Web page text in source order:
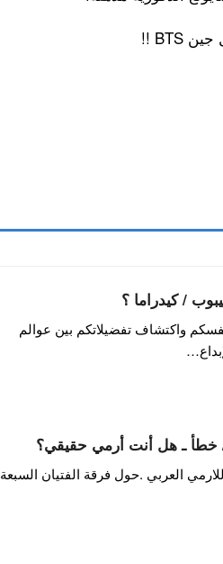
/ كيدراما ؟
واكتشاف تفضيلاتكم بين عوالم
المختصر للارمي العربي .حول فرقة الفتيان السبعة